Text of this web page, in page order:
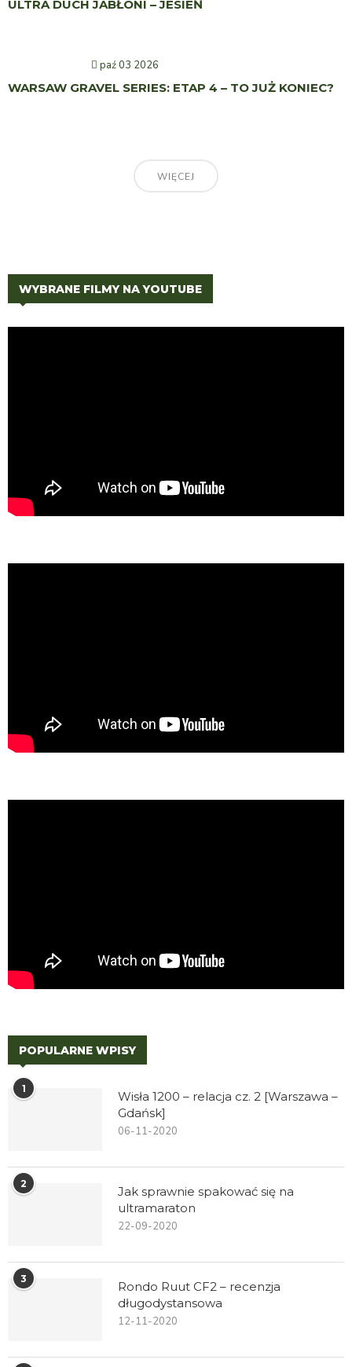
ULTRA DUCH JABŁONI – JESIEŃ
paź 03 2026
WARSAW GRAVEL SERIES: ETAP 4 – TO JUŻ KONIEC?
WIĘCEJ
WYBRANE FILMY NA YOUTUBE
POPULARNE WPISY
1
Wisła 1200 – relacja cz. 2 [Warszawa –
Gdańsk]
06-11-2020
2
Jak sprawnie spakować się na
ultramaraton
22-09-2020
3
Rondo Ruut CF2 – recenzja
długodystansowa
12-11-2020